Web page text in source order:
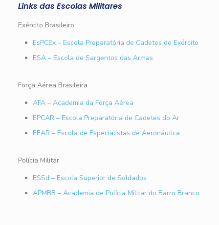
Links das Escolas Militares
Exército Brasileiro
EsPCEx – Escola Preparatória de Cadetes do Exército
ESA – Escola de Sargentos das Armas
Força Aérea Brasileira
AFA – Academia da Força Aérea
EPCAR – Escola Preparatória de Cadetes do Ar
EEAR – Escola de Especialistas de Aeronáutica
Polícia Militar
ESSd – Escola Superior de Soldados
APMBB – Academia de Polícia Militar do Barro Branco